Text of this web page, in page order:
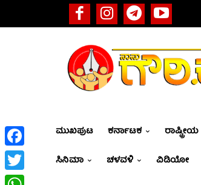
ಮುಖಪುಟ ಕರ್ನಾಟಕ ರಾಷ್ಟ್ರೀಯ
ಸಿನಿಮಾ
ಚಳವಳಿ ವಿಡಿಯೋ
Facebook
Twitter